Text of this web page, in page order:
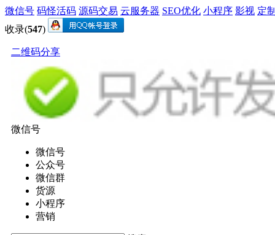
微信号 码怪活码 源码交易 云服务器 SEO优化 小程序 影视 定
收录(547)
二维码分享
微信号
微信号
公众号
微信群
货源
小程序
营销